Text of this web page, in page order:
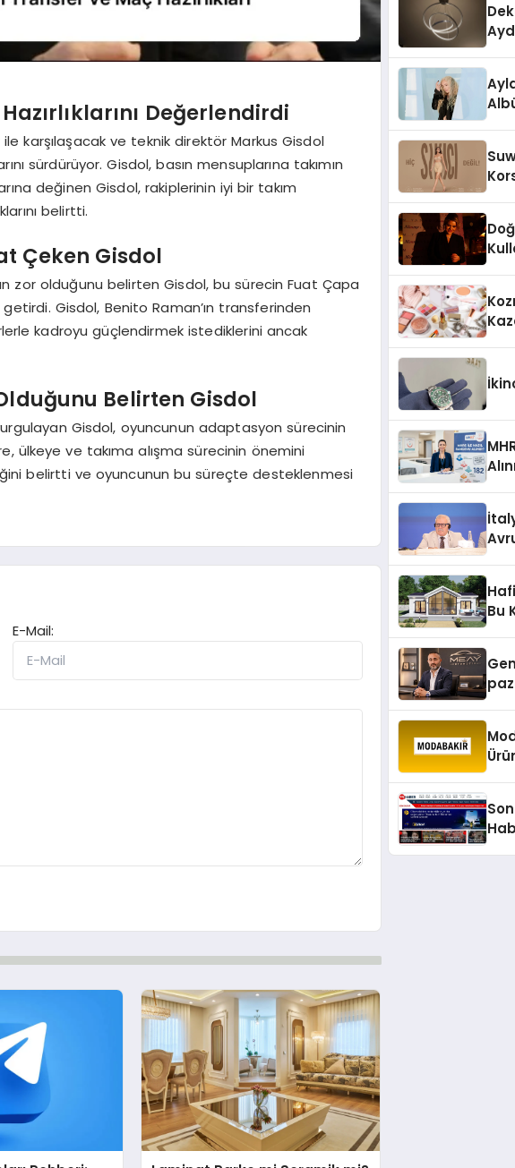
Değerlendirdi
karşılaşacak ve teknik direktör Markus Gisdol
sürdürüyor. Gisdol, basın mensuplarına takımın
değinen Gisdol, rakiplerinin iyi bir takım
belirtti.
Çeken Gisdol
zor olduğunu belirten Gisdol, bu sürecin Fuat Çapa
Gisdol, Benito Raman’ın transferinden
kadroyu güçlendirmek istediklerini ancak
Belirten Gisdol
Gisdol, oyuncunun adaptasyon sürecinin
ülkeye ve takıma alışma sürecinin önemini
belirtti ve oyuncunun bu süreçte desteklenmesi
E-Mail:
Bu